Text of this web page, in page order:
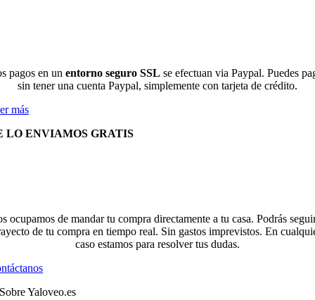
pagos en un entorno seguro SSL se efectuan via Paypal. Puedes
sin tener una cuenta Paypal, simplemente con tarjeta de crédito.
más
LO ENVIAMOS GRATIS
ocupamos de mandar tu compra directamente a tu casa. Podrás
de tu compra en tiempo real. Sin gastos imprevistos. En
caso estamos para resolver tus dudas.
Sobre Yaloveo.es